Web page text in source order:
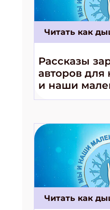
Читать как
Рассказы
авторов
и наши
Читать как